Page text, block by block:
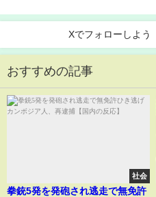
Xでフォローしよう
おすすめの記事
社会
拳銃5発を発砲され逃走で無免許